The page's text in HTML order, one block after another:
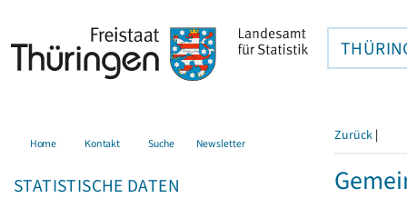
Home Kontakt Suche Newsletter
STATISTISCHE DATEN
Zurück |